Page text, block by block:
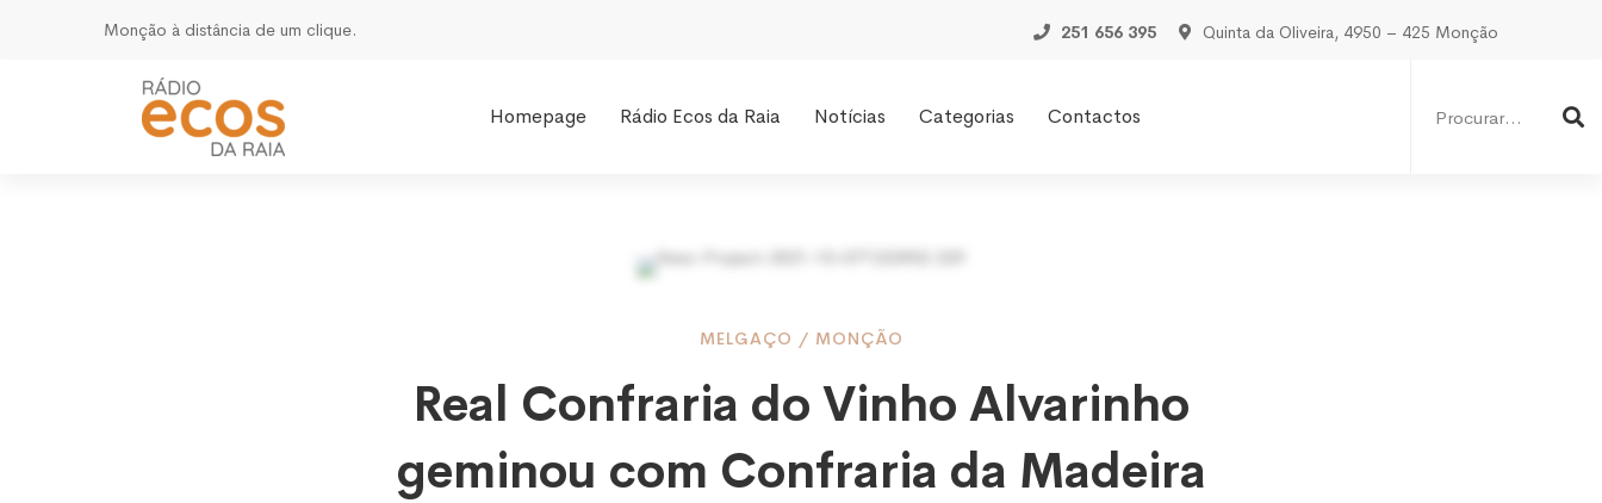
Monção à distância de um clique. 251 656 395 Quinta da Oliveira, 4950 – 425 Monção
Homepage Rádio Ecos da Raia Notícias Categorias Contactos
Confraria
MELGAÇO / MONÇÃO
Real Confraria do Vinho Alvarinho
geminou com Confraria da Madeira